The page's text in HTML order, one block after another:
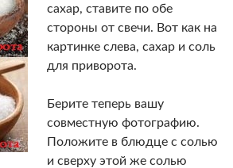
сахар, ставите по обе
стороны от свечи. Вот как на
картинке слева, сахар и соль
для приворота.
Берите теперь вашу
совместную фотографию.
Положите в блюдце с солью
и сверху этой же солью